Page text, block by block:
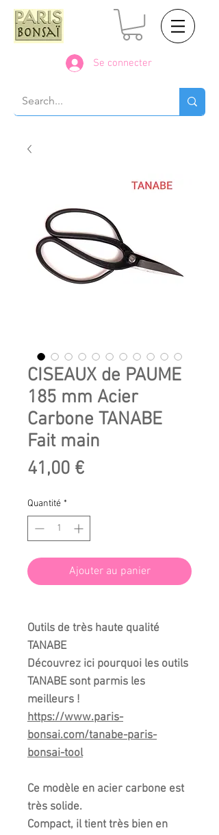
Se connecter
CISEAUX de PAUME
185 mm Acier
Carbone TANABE
Fait main
41,00 €Prix
Quantité *
Ajouter au panier
Outils de très haute qualité
TANABE
Découvrez ici pourquoi les outils
TANABE sont parmis les
meilleurs !
https://www.paris-
bonsai.com/tanabe-paris-
bonsai-tool
Ce modèle en acier carbone est
très solide.
Compact, il tient très bien en